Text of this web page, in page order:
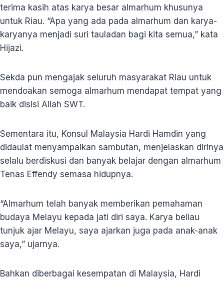
terima kasih atas karya besar almarhum khusunya
untuk Riau. “Apa yang ada pada almarhum dan karya-
karyanya menjadi suri tauladan bagi kita semua,” kata
Hijazi.
Sekda pun mengajak seluruh masyarakat Riau untuk
mendoakan semoga almarhum mendapat tempat yang
baik disisi Allah SWT.
Sementara itu, Konsul Malaysia Hardi Hamdin yang
didaulat menyampaikan sambutan, menjelaskan dirinya
selalu berdiskusi dan banyak belajar dengan almarhum
Tenas Effendy semasa hidupnya.
“Almarhum telah banyak memberikan pemahaman
budaya Melayu kepada jati diri saya. Karya beliau
tunjuk ajar Melayu, saya ajarkan juga pada anak-anak
saya,” ujarnya.
Bahkan diberbagai kesempatan di Malaysia, Hardi